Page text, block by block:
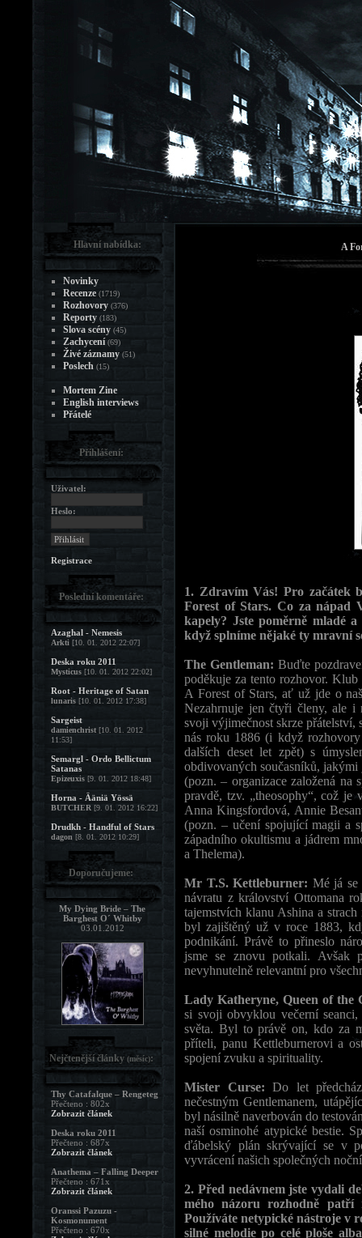
A
1. Zdravím Vás! Pro začátek
Forest of Stars. Co za nápad
kapely? Jste poměrně mladé
když splníme nějaké ty mravní
The Gentleman:Buďte
poděkuje za tento rozhovor.
A Forest of Stars, ať už jde o
Nezahrnuje jen čtyři členy, ale i
svoji výjimečnost skrze
nás roku 1886 (i když
dalších deset let zpět) s
obdivovaných současníků, jakými
(pozn. – organizace založená
pravdě, tzv. „theosophy“, což je
Anna Kingsfordová, Annie
(pozn. – učení spojující magii a
západního okultismu a jádrem
a Thelema).
Mr T.S. Kettleburner: Mé já se
návratu z království Ottomana
tajemstvích klanu Ashina a
byl zajištěný už v roce 1883,
podnikání. Právě to přineslo
jsme se znovu potkali. Avšak
nevyhnutelně relevantní pro
Lady Katheryne, Queen of the
si svoji obvyklou večerní
světa. Byl to právě on, kdo za
příteli, panu Kettleburnerovi a
spojení zvuku a spirituality.
Mister Curse:Do let
nečestným Gentlemanem,
byl násilně naverbován do
naší osminohé atypické bestie.
ďábelský plán skrývající se v
vyvrácení našich společných
2. Před nedávnem jste vydali
mého názoru rozhodně
Používáte netypické nástroje v
silné melodie po celé ploše
Hlavní nabídka:
Novinky
Recenze (1719)
Rozhovory (376)
Reporty (183)
Slova scény (45)
Zachycení (69)
Živé záznamy (51)
Poslech (15)
Mortem Zine
English interviews
Přátelé
Přihlášení:
Uživatel:
Heslo:
Registrace
Poslední komentáře:
Azaghal - Nemesis
Arkti [10. 01. 2012 22:07]
Deska roku 2011
Mysticus [10. 01. 2012 22:02]
Root - Heritage of Satan
lunaris [10. 01. 2012 17:38]
Sargeist
damienchrist [10. 01. 2012
11:53]
Semargl - Ordo Bellictum
Satanas
Epizeuxis [9. 01. 2012 18:48]
Horna - Ääniä Yössä
BUTCHER [9. 01. 2012 16:22]
Drudkh - Handful of Stars
dagon [8. 01. 2012 10:29]
Doporučujeme:
My Dying Bride – The
Barghest O´ Whitby
03.01.2012
Nejčtenější články (měsíc):
Thy Catafalque – Rengeteg
Přečteno : 802x
Zobrazit článek
Deska roku 2011
Přečteno : 687x
Zobrazit článek
Anathema – Falling Deeper
Přečteno : 671x
Zobrazit článek
Oranssi Pazuzu -
Kosmonument
Přečteno : 670x